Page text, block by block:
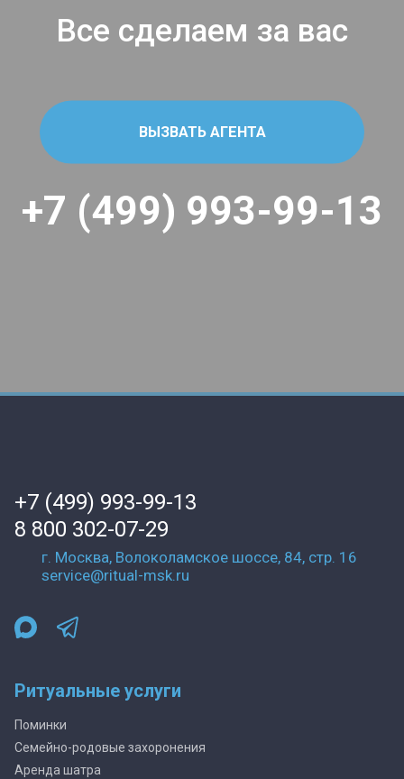
Все сделаем за вас
ВЫЗВАТЬ АГЕНТА
+7 (499) 993-99-13
+7 (499) 993-99-13
8 800 302-07-29
г. Москва, Волоколамское шоссе, 84, стр. 16
service@ritual-msk.ru
Ритуальные услуги
Поминки
Семейно-родовые захоронения
Аренда шатра